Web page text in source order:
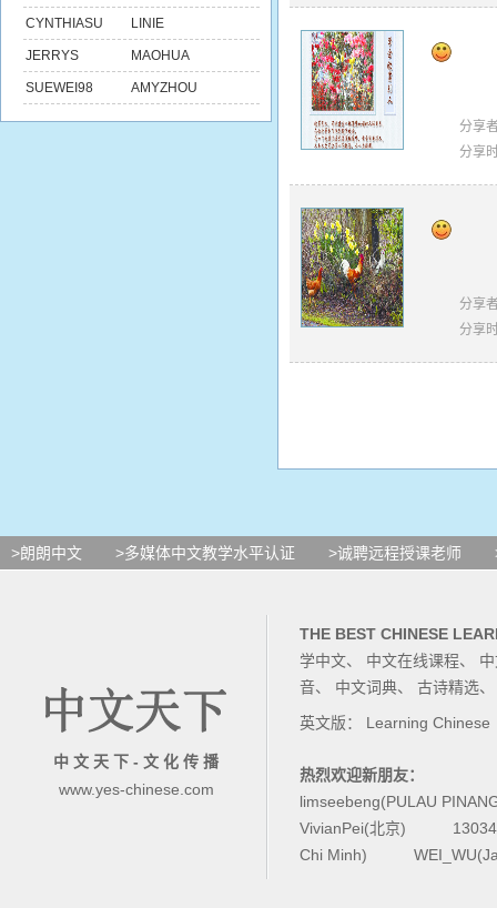
CYNTHIASU LINIE
JERRYS MAOHUA
SUEWEI98 AMYZHOU
分享
分享
分享
分享
>朗朗中文 >多媒体中文教学水平认证 >诚聘远程授课老师
中 文 天 下 - 文 化 传 播
www.yes-chinese.com
THE BEST CHINESE
学中文、 中文在线课程、
音、 中文词典、 古诗精选
英文版： Learning Chinese
热烈欢迎新朋友：
limseebeng(PULAU
VivianPei(北京)
Chi Minh)